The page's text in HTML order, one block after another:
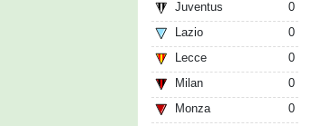
Juventus
0
Lazio
0
Lecce
0
Milan
0
Monza
0